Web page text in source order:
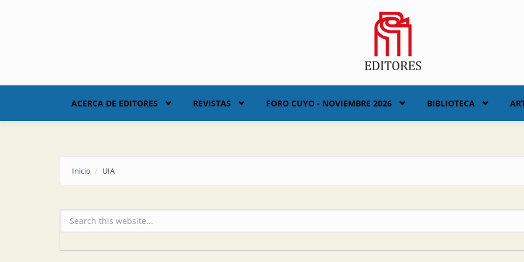
ACERCA DE EDITORES REVISTAS FORO CUYO - NOVIEMBRE 2026 BIBLIOTECA
Inicio UIA
Formulario de búsqueda